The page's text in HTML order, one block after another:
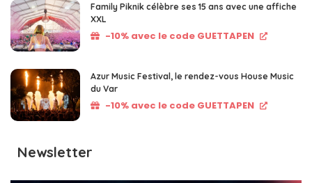
Family Piknik célèbre ses 15 ans avec une affiche
XXL
-10% avec le code GUETTAPEN
Azur Music Festival, le rendez-vous House Music
du Var
-10% avec le code GUETTAPEN
Newsletter